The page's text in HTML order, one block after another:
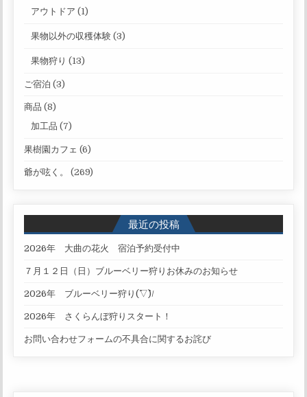
アウトドア (1)
果物以外の収穫体験 (3)
果物狩り (13)
ご宿泊 (3)
商品 (8)
加工品 (7)
果樹園カフェ (6)
爺が呟く。 (269)
最近の投稿
2026年 大曲の花火 宿泊予約受付中
７月１２日（日）ブルーベリー狩りお休みのお知らせ
2026年 ブルーベリー狩り(^▽^)/
2026年 さくらんぼ狩りスタート！
お問い合わせフォームの不具合に関するお詫び